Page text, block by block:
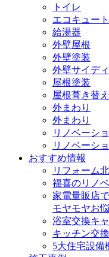
トイレ
エコキュート
給湯器
外壁屋根
外壁塗装
外壁サイデ
屋根塗装
屋根葺き替
外まわり
外まわり
リノベーシ
リノベーシ
おすすめ情報
リフォーム
福喜のリノ
家電量販店
モヤモヤお
浴室交換キ
キッチン交
5大住宅設備